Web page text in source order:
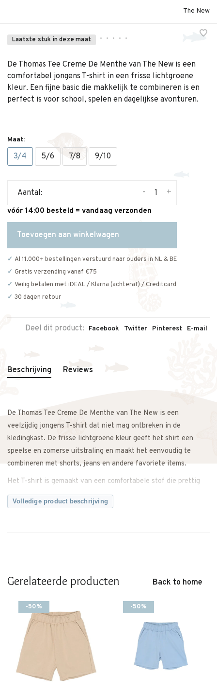
The New
Laatste stuk in deze maat • • • • •
De Thomas Tee Creme De Menthe van The New is een
comfortabel jongens T-shirt in een frisse lichtgroene
kleur. Een fijne basic die makkelijk te combineren is en
perfect is voor school, spelen en dagelijkse avonturen.
Maat:
3/4 5/6 7/8 9/10
Aantal: +
-
vóór 14:00 besteld = vandaag verzonden
Toevoegen aan winkelwagen
Al 11.000+ bestellingen verstuurd naar ouders in NL & BE
Gratis verzending vanaf €75
Veilig betalen met iDEAL / Klarna (achteraf) / Creditcard
30 dagen retour
Deel dit product: Facebook Twitter Pinterest E-mail
Beschrijving Reviews
De Thomas Tee Creme De Menthe van The New is een
veelzijdig jongens T-shirt dat niet mag ontbreken in de
kledingkast. De frisse lichtgroene kleur geeft het shirt een
speelse en zomerse uitstraling en maakt het eenvoudig te
combineren met shorts, jeans en andere favoriete items.
Het T-shirt is gemaakt van een comfortabele stof die prettig
aanvoelt op de huid en fijn draagt gedurende de dag. Dankzij
de comfortabele pasvorm heeft je kindje voldoende
dagelijkse outfit.
seizoen na seizoen van pas komt.
Twijfel je ergens over? Neem gerust contact met ons op. We
adviseren je graag.
Kenmerken
• Jongens T-shirt van The New
• Model: Thomas Tee
Volledige product beschrijving
Gerelateerde producten Back to home
-50% -50%